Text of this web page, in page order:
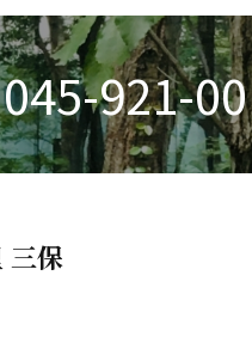
045-921-
三保